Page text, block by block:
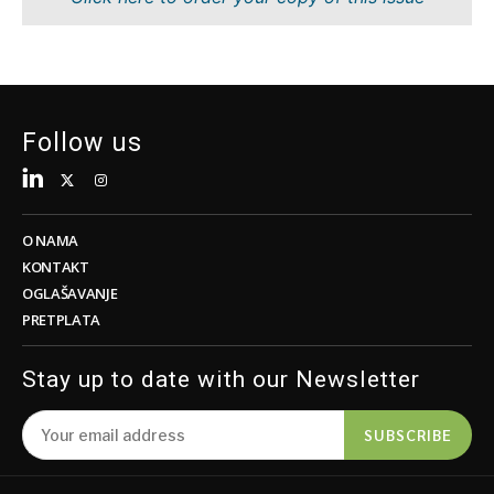
Održivost
Tehnologija
Telekom
Transport
Trgovina
Insights
Intervju
Analiza
Održivost
Turizam
Trgovina
Insights
Intervju
Mišljenje
Svet
Analiza
Discover
Follow us
O NAMA
KONTAKT
OGLAŠAVANJE
PRETPLATA
Stay up to date with our Newsletter
SUBSCRIBE